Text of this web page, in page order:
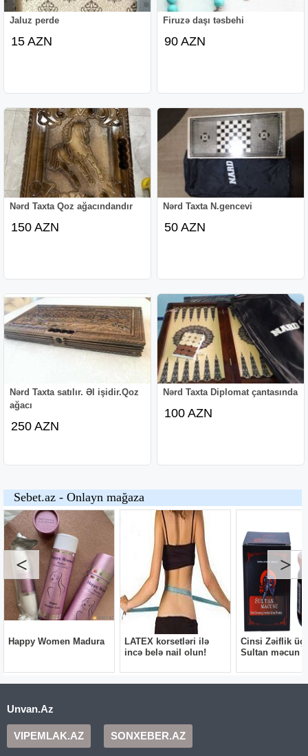
Jaluz perde
15 AZN
Firuzə daşı təsbehi
90 AZN
Nərd Taxta Qoz ağacındandır
150 AZN
Nərd Taxta N.gencevi
50 AZN
Nərd Taxta satılır. Əl işidir.Qoz
ağacı
250 AZN
Nərd Taxta Diplomat çantasında
100 AZN
Unvan.Az
VIPEMLAK.AZ SONXEBER.AZ